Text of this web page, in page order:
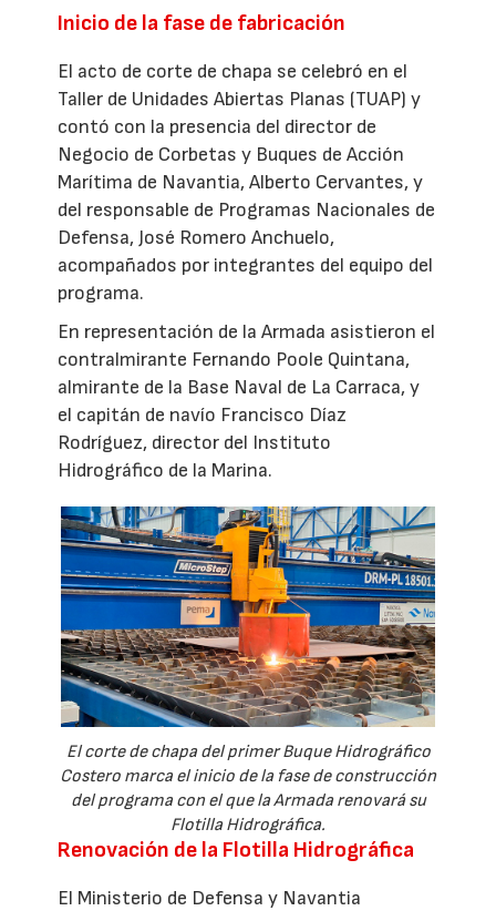
Inicio de la fase de fabricación
El acto de corte de chapa se celebró en el
Taller de Unidades Abiertas Planas (TUAP) y
contó con la presencia del director de
Negocio de Corbetas y Buques de Acción
Marítima de Navantia, Alberto Cervantes, y
del responsable de Programas Nacionales de
Defensa, José Romero Anchuelo,
acompañados por integrantes del equipo del
programa.
En representación de la Armada asistieron el
contralmirante Fernando Poole Quintana,
almirante de la Base Naval de La Carraca, y
el capitán de navío Francisco Díaz
Rodríguez, director del Instituto
Hidrográfico de la Marina.
El corte de chapa del primer Buque Hidrográfico
Costero marca el inicio de la fase de construcción
del programa con el que la Armada renovará su
Flotilla Hidrográfica.
Renovación de la Flotilla Hidrográfica
El Ministerio de Defensa y Navantia